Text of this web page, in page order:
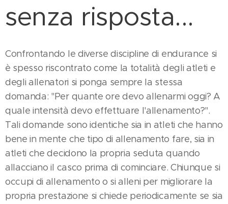
senza risposta...
Confrontando le diverse discipline di endurance si
è spesso riscontrato come la totalità degli atleti e
degli allenatori si ponga sempre la stessa
domanda: "Per quante ore devo allenarmi oggi? A
quale intensità devo effettuare l'allenamento?".
Tali domande sono identiche sia in atleti che hanno
bene in mente che tipo di allenamento fare, sia in
atleti che decidono la propria seduta quando
allacciano il casco prima di cominciare. Chiunque si
occupi di allenamento o si alleni per migliorare la
propria prestazione si chiede periodicamente se sia